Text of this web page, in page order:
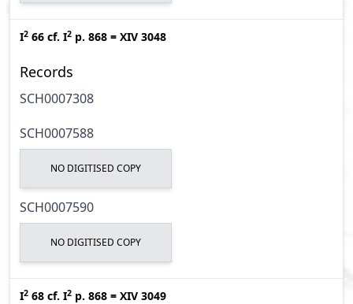
I2 66 cf. I2 p. 868 = XIV 3048
Records
SCH0007308
SCH0007588
NO DIGITISED COPY
SCH0007590
NO DIGITISED COPY
I2 68 cf. I2 p. 868 = XIV 3049